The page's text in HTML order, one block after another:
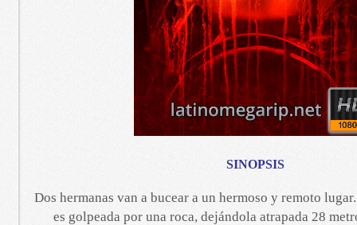
SINOPSIS
Dos hermanas van a bucear a un hermoso y remoto
es golpeada por una roca, dejándola atrapada 28